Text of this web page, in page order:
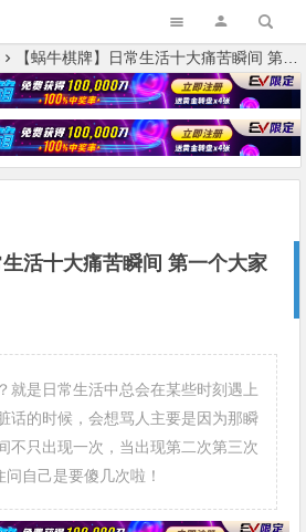
【蜗牛棋牌】日常生活十大痛苦瞬间 第一个大家都经历过
生活十大痛苦瞬间 第一个大家
就是日常生活中总会在某些时刻遇上
话的时候，会想骂人主要是因为那瞬
不只出现一次，当出现第二次第三次
自己是要傻几次啦！